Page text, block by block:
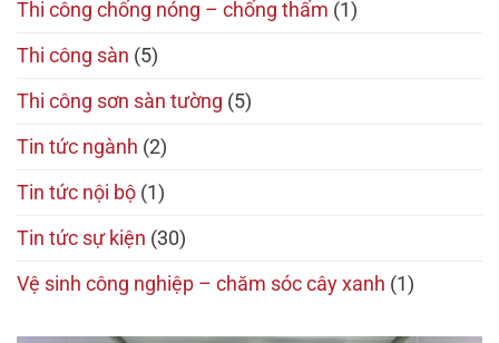
Thi công chống nóng – chống thấm (1)
Thi công sàn (5)
Thi công sơn sàn tường (5)
Tin tức ngành (2)
Tin tức nội bộ (1)
Tin tức sự kiện (30)
Vệ sinh công nghiệp – chăm sóc cây xanh (1)